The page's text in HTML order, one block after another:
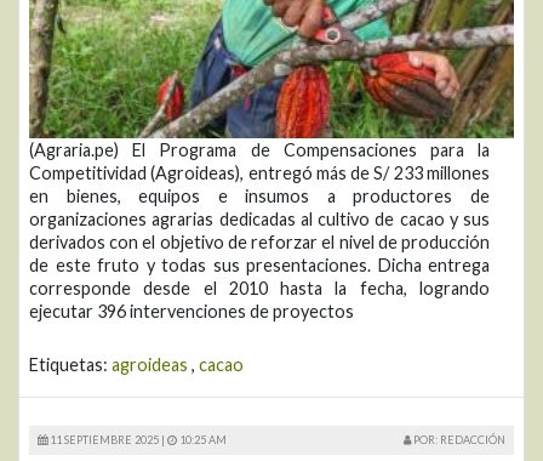
(Agraria.pe) El Programa de Compensaciones para la
Competitividad (Agroideas), entregó más de S/ 233 millones
en bienes, equipos e insumos a productores de
organizaciones agrarias dedicadas al cultivo de cacao y sus
derivados con el objetivo de reforzar el nivel de producción
de este fruto y todas sus presentaciones. Dicha entrega
corresponde desde el 2010 hasta la fecha, logrando
ejecutar 396 intervenciones de proyectos
Etiquetas: agroideas , cacao
11 SEPTIEMBRE 2025 | 10:25 AM POR: REDACCIÓN